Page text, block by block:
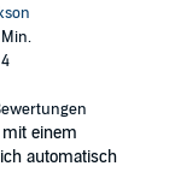
einem
automatisch